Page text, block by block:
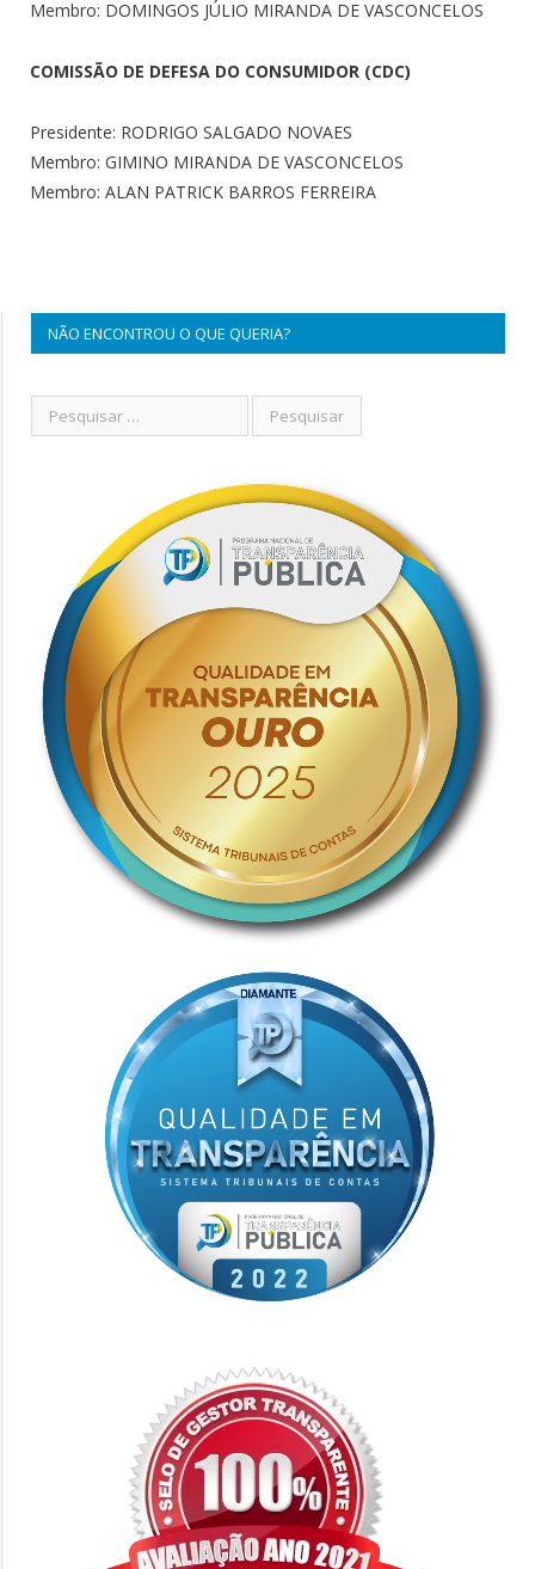
Membro: DOMINGOS JÚLIO MIRANDA DE VASCONCELOS
COMISSÃO DE DEFESA DO CONSUMIDOR (CDC)
Presidente: RODRIGO SALGADO NOVAES
Membro: GIMINO MIRANDA DE VASCONCELOS
Membro: ALAN PATRICK BARROS FERREIRA
NÃO ENCONTROU O QUE QUERIA?